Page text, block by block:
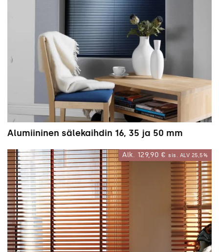
Alumiininen sälekaihdin 16, 35 ja 50 mm
Alk. 129,90 € sis. ALV 25,5%